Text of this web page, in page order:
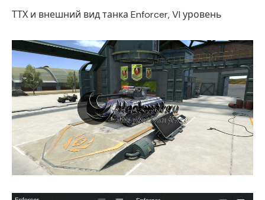
ТТХ и внешний вид танка Enforcer, VI уровень